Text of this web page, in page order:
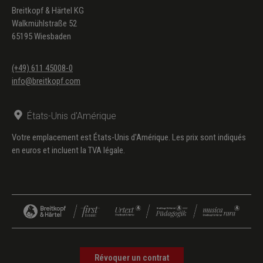
Breitkopf & Härtel KG
Walkmühlstraße 52
65195 Wiesbaden
(+49) 611 45008-0
info@breitkopf.com
États-Unis d'Amérique
Votre emplacement est États-Unis d'Amérique. Les prix sont indiqués
en euros et incluent la TVA légale.
Révoquer un contrat